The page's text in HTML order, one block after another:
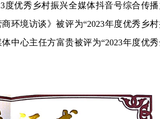
度优秀乡村振兴全媒体抖音号综合传播
环境访谈》被评为“2023年度优秀乡村
中心主任方富贵被评为“2023年度优